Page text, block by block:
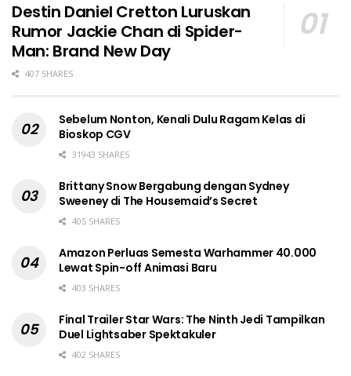
Destin Daniel Cretton Luruskan
Rumor Jackie Chan di Spider-
Man: Brand New Day
407 SHARES
Sebelum Nonton, Kenali Dulu Ragam Kelas di
Bioskop CGV
31943 SHARES
Brittany Snow Bergabung dengan Sydney
Sweeney di The Housemaid’s Secret
405 SHARES
Amazon Perluas Semesta Warhammer 40.000
Lewat Spin-off Animasi Baru
403 SHARES
Final Trailer Star Wars: The Ninth Jedi Tampilkan
Duel Lightsaber Spektakuler
402 SHARES